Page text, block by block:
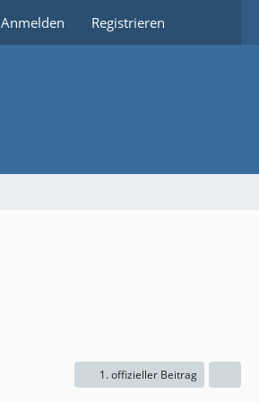
Anmelden Registrieren
1. offizieller Beitrag